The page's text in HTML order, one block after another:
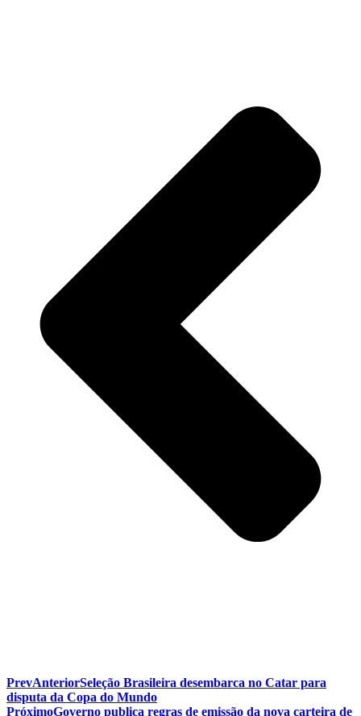
PrevAnteriorSeleção Brasileira desembarca no Catar para
disputa da Copa do Mundo
PróximoGoverno publica regras de emissão da nova carteira de